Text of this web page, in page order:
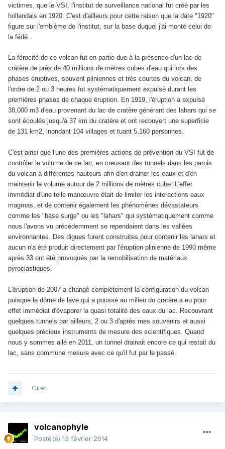
victimes, que le VSI, l'institut de surveillance national fut créé par les
hollandais en 1920. C'est d'ailleurs pour cette raison que la date "1920"
figure sur l'emblème de l'institut, sur la base duquel j'ai monté celui de
la fédé.
La férocité de ce volcan fut en partie due à la présence d'un lac de
cratère de près de 40 millions de mètres cubes d'eau qui lors des
phases éruptives, souvent pliniennes et très courtes du volcan, de
l'ordre de 2 ou 3 heures fut systématiquement expulsé durant les
premières phases de chaque éruption. En 1919, l'éruption a expulsé
38,000 m3 d'eau provenant du lac de cratère générant des lahars qui se
sont écoulés jusqu'à 37 km du cratère et ont recouvert une superficie
de 131 km2, inondant 104 villages et tuant 5,160 personnes.
C'est ainsi que l'une des premières actions de prévention du VSI fut de
contrôler le volume de ce lac, en creusant des tunnels dans les parois
du volcan à différentes hauteurs afin d'en drainer les eaux et d'en
maintenir le volume autour de 2 millions de mètres cube. L'effet
immédiat d'une telle manœuvre était de limiter les interactions eaux
magmas, et de contenir également les phénomènes dévastateurs
comme les "base surge" ou les "lahars" qui systématiquement comme
nous l'avons vu précédemment se rependaient dans les vallées
environnantes. Des digues furent construites pour contenir les lahars et
aucun n'a été produit directement par l'éruption plinienne de 1990 même
après 33 ont été provoqués par la remobilisation de matériaux
pyroclastiques.
L'éruption de 2007 a changé complètement la configuration du volcan
puisque le dôme de lave qui a poussé au milieu du cratère a eu pour
effet immédiat d'évaporer la quasi totalité des eaux du lac. Recouvrant
quelques tunnels par ailleurs, 2 ou 3 d'après mes souvenirs et aussi
quelques précieux instruments de mesure des scientifiques. Quand
nous y sommes allé en 2011, un tunnel drainait encore ce qui restait du
lac, sans commune mesure avec ce qu'il fut par le passé.
Citer
volcanophyle
Posté(e) 13 février 2014